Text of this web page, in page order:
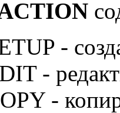
-
-
-